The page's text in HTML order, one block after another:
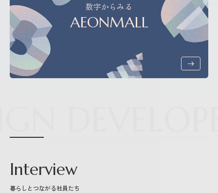
数字からみる
AEONMALL
Interview
暮らしとつながる社員たち